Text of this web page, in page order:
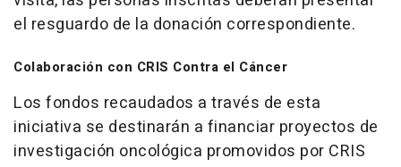
el resguardo de la donación correspondiente.
Colaboración con CRIS Contra el Cáncer
Los fondos recaudados a través de esta
iniciativa se destinarán a financiar proyectos de
investigación oncológica promovidos por CRIS